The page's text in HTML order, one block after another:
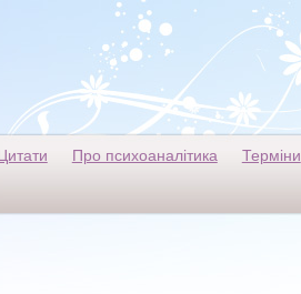
Про психоаналітика
Терміни